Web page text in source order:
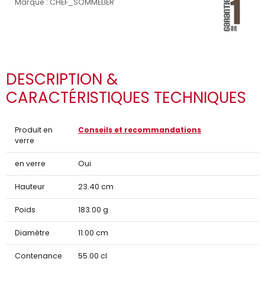
Marque : CHEF_SOMMELIER
DESCRIPTION &
CARACTÉRISTIQUES TECHNIQUES
Produit en
verre
Conseils et recommandations
en verre Oui
Hauteur 23.40 cm
Poids 183.00 g
Diamètre 11.00 cm
Contenance 55.00 cl